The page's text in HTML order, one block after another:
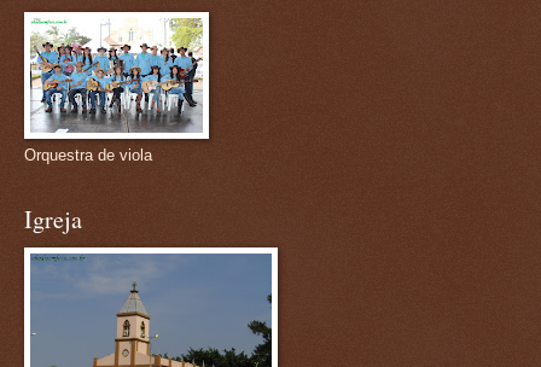
Orquestra de viola
Igreja